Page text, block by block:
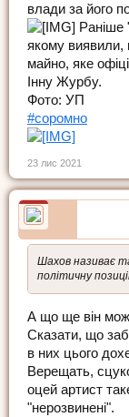
влади за його
Раніше
якому виявили,
майно, яке
Інну Журбу.
Фото: УП
#соромно
23 лис 2021
Шахов називає
політичну
А що ще він
Сказати, що
в них цього
Верещать,
оцей артист
"нерозвинені".